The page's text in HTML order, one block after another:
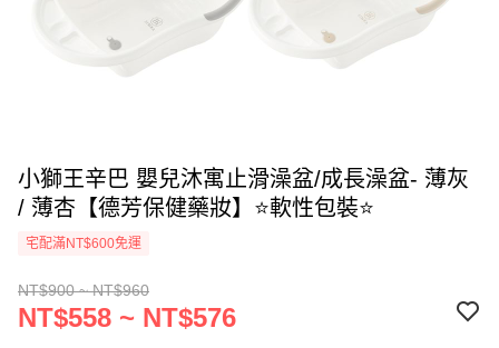
小獅王辛巴 嬰兒沐寓止滑澡盆/成長澡盆- 薄灰
/ 薄杏【德芳保健藥妝】⭐軟性包裝⭐
宅配滿NT$600免運
NT$900 ~ NT$960
NT$558 ~ NT$576